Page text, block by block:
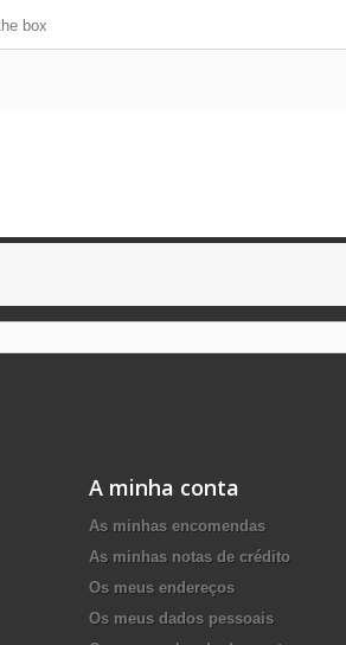
box
A minha conta
As minhas encomendas
As minhas notas de crédito
Os meus endereços
Os meus dados pessoais